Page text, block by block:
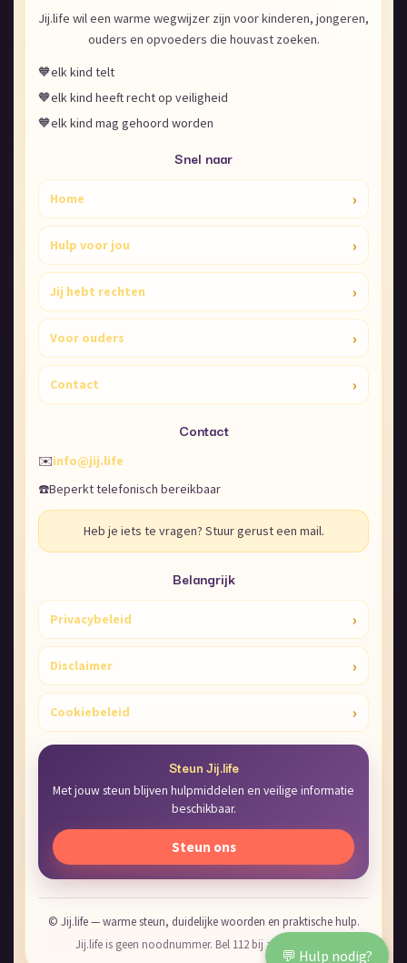
Jij.life wil een warme wegwijzer zijn voor kinderen, jongeren,
ouders en opvoeders die houvast zoeken.
🧡elk kind telt
🧡elk kind heeft recht op veiligheid
🧡elk kind mag gehoord worden
Snel naar
Home ›
Hulp voor jou ›
Jij hebt rechten ›
Voor ouders ›
Contact ›
Contact
✉️info@jij.life
☎️Beperkt telefonisch bereikbaar
Heb je iets te vragen? Stuur gerust een mail.
Belangrijk
Privacybeleid ›
Disclaimer ›
Cookiebeleid ›
Steun Jij.life
Met jouw steun blijven hulpmiddelen en veilige informatie
beschikbaar.
Steun ons
© Jij.life — warme steun, duidelijke woorden en praktische hulp.
Jij.life is geen noodnummer. Bel 112 bij acuut gevaar.
💬 Hulp nodig?